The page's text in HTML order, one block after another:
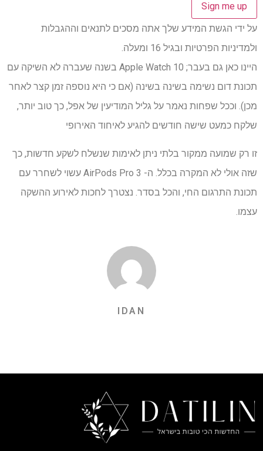
על ידי הגשת המידע שלך אתה מסכים לתנאים וההגבלות
ולמדיניות הפרטיות ובגיל 16 ומעלה.
היינו כאן גם בעבר; Apple Watch 10 בשנה שעברה לא השיקה עם
תכונת דום נשימה בשינה בשינה (אם כי היא נוספה זמן קצר לאחר
מכן). וככל שפחות נאמר על גליל המודיעין של אפל, כך טוב יותר,
שלקח כמעט שישה חודשים להגיע לאיחוד האירופי
זו רק שמועה ממקור בלתי ניתן לאימות שנשלח לשקע חדשות, כך
שזה אולי לא המקרה בכלל. ה- AirPods Pro 3 עשוי לשחרר עם
תכונת התרגום החי, והכל בסדר. נצטרך לחכות לאירוע ההשקה
עצמו.
IDAN